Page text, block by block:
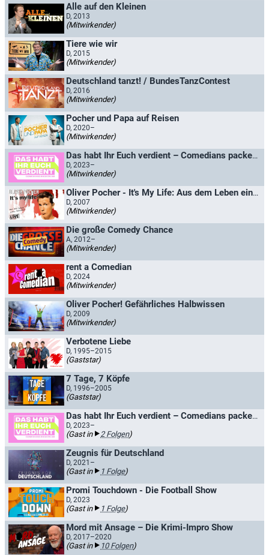
Alle auf den Kleinen
D, 2013
(Mitwirkender)
Tiere wie wir
D, 2015
(Mitwirkender)
Deutschland tanzt! / BundesTanzContest
D, 2016
(Mitwirkender)
Pocher und Papa auf Reisen
D, 2020–
(Mitwirkender)
Das habt Ihr Euch verdient – Comedians packen an
D, 2023–
(Mitwirkender)
Oliver Pocher - It's My Life: Aus dem Leben eines B-Promis
D, 2007
(Mitwirkender)
Die große Comedy Chance
A, 2012–
(Mitwirkender)
rent a Comedian
D, 2024
(Mitwirkender)
Oliver Pocher! Gefährliches Halbwissen
D, 2009
(Mitwirkender)
Verbotene Liebe
D, 1995–2015
(Gaststar)
7 Tage, 7 Köpfe
D, 1996–2005
(Gaststar)
Das habt Ihr Euch verdient – Comedians packen an
D, 2023–
(Gast in 2 Folgen)
Zeugnis für Deutschland
D, 2021–
(Gast in 1 Folge)
Promi Touchdown - Die Football Show
D, 2023
(Gast in 1 Folge)
Mord mit Ansage – Die Krimi-Impro Show
D, 2017–2020
(Gast in 10 Folgen)